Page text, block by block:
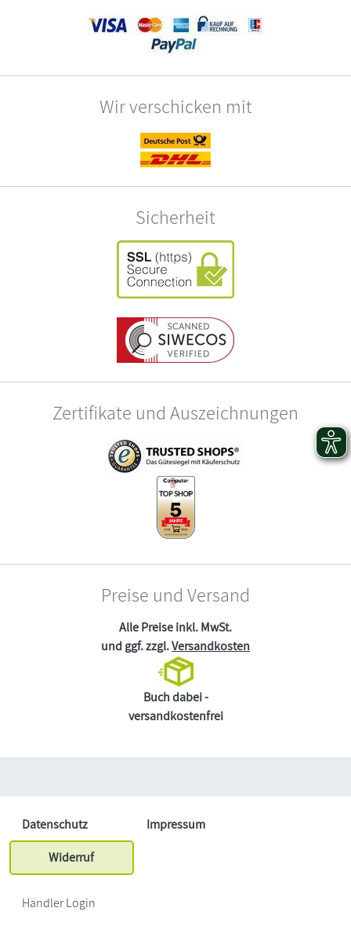
Wir verschicken mit
Sicherheit
Zertifikate und Auszeichnungen
Preise und Versand
Alle Preise inkl. MwSt.
und ggf. zzgl.Versandkosten
Buch dabei -
versandkostenfrei
Datenschutz
Impressum
Widerruf
Händler Login